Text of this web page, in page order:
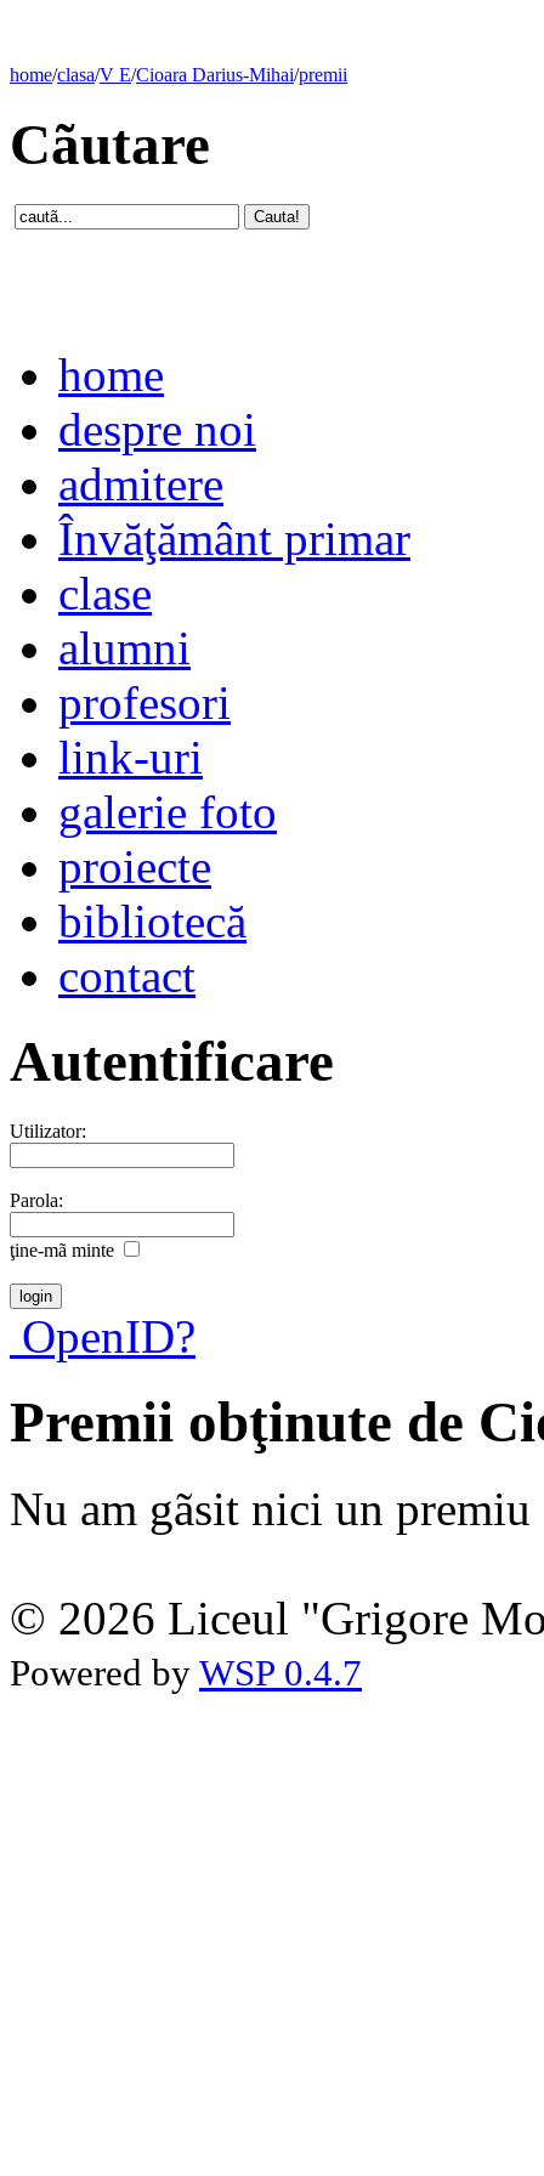
home/clasa/V E/Cioara Darius-Mihai/premii
Cãutare
home
despre noi
admitere
Învăţământ primar
clase
alumni
profesori
link-uri
galerie foto
proiecte
bibliotecă
contact
Autentificare
Utilizator:
Parola:
ţine-mã minte
OpenID?
Premii obţinute de
Nu am gãsit nici un premiu
© 2026 Liceul "Grigore
Powered by WSP 0.4.7